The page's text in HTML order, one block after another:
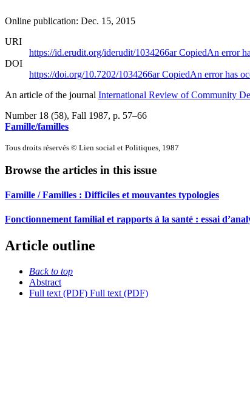
Online publication: Dec. 15, 2015
URI
https://id.erudit.org/iderudit/1034266arCopiedAn error
DOI
https://doi.org/10.7202/1034266arCopiedAn error has
An article of the journal International Review of Community
Number 18 (58), Fall 1987, p. 57–66
Famille/familles
Tous droits réservés © Lien social et Politiques, 1987
Browse the articles in this issue
Famille / Familles : Difficiles et mouvantes typologies
Fonctionnement familial et rapports à la santé : essai
Article outline
Back to top
Abstract
Full text (PDF) Full text (PDF)